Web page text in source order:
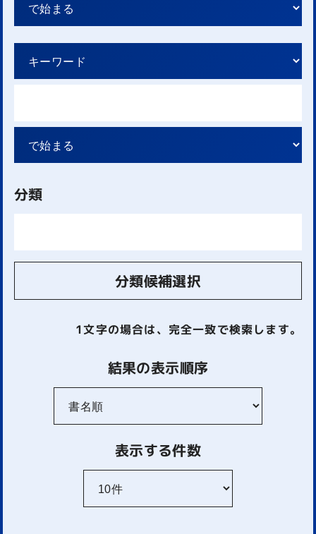
分類
分類候補選択
1文字の場合は、完全一致で検索します。
結果の表示順序
表示する件数